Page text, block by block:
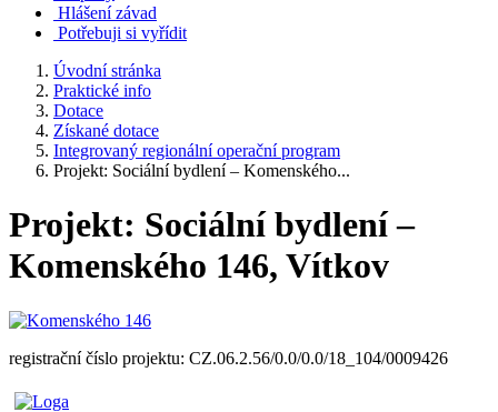
Hlášení závad
Potřebuji si vyřídit
Úvodní stránka
Praktické info
Dotace
Získané dotace
Integrovaný regionální operační program
Projekt: Sociální bydlení – Komenského...
Projekt: Sociální bydlení –
Komenského 146, Vítkov
registrační číslo projektu: CZ.06.2.56/0.0/0.0/18_104/0009426